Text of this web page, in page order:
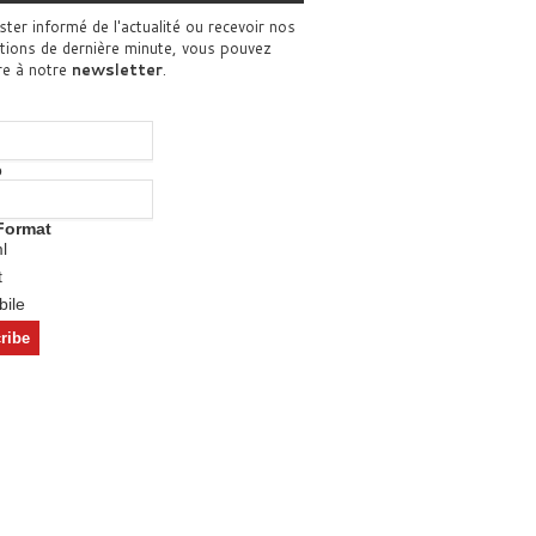
informé de l'actualité ou recevoir nos
de dernière minute, vous pouvez
à notre newsletter.